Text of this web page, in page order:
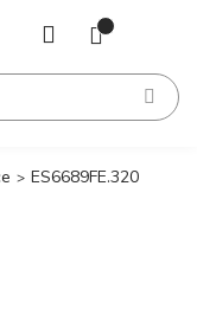
ES6689FE.320